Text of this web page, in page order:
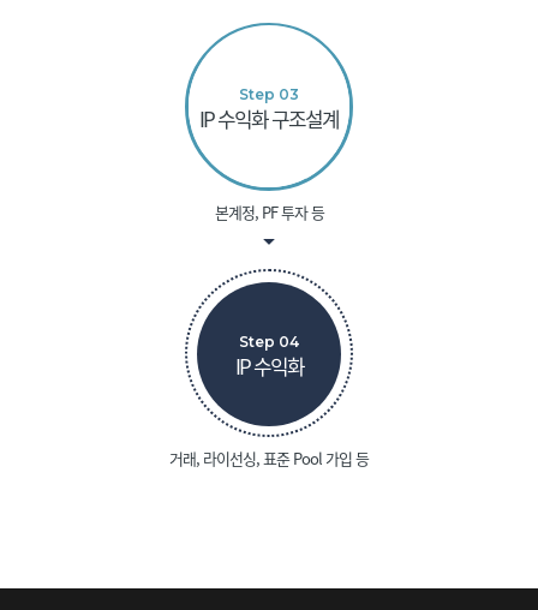
Step 03
IP 수익화 구조설계
본계정, PF 투자 등
Step 04
IP 수익화
거래, 라이선싱, 표준 Pool 가입 등